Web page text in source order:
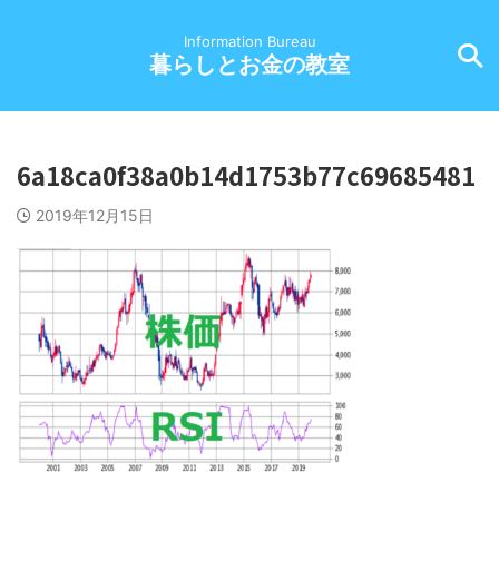
Information Bureau
暮らしとお金の教室
6a18ca0f38a0b14d1753b77c69685481
2019年12月15日